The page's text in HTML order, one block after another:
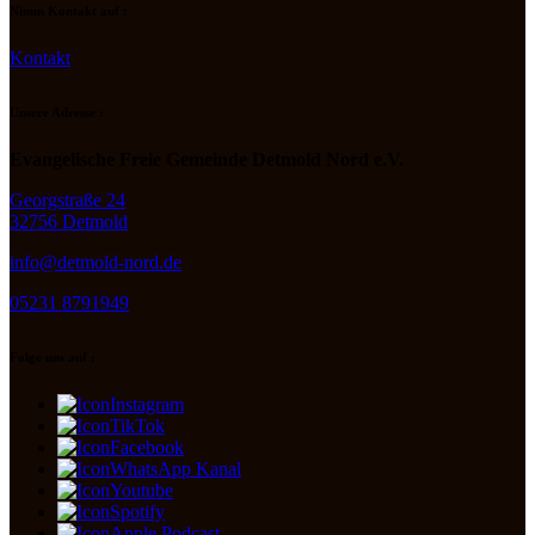
Kontakt
Georgstraße 24
32756 Detmold
info@detmold-nord.de
05231 8791949
Instagram
TikTok
Facebook
WhatsApp Kanal
Youtube
Spotify